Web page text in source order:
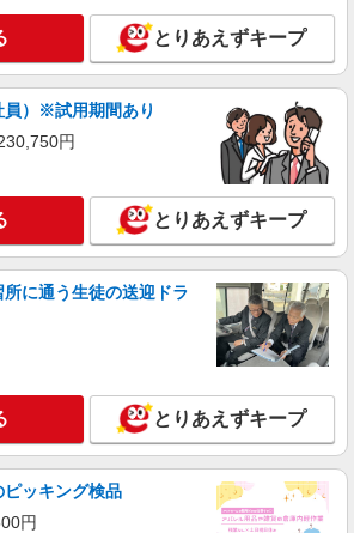
ス・メディカル 東東京医療オフィス（お仕
助手
時給1500円
詳細を見る
ス・メディカル 東東京医療オフィス（お仕
東京都江東区内のクリニック
詳細を見る
とりあえずキープ
員）※試用期間あり
円
とりあえずキープ
に通う生徒の送迎ドラ
とりあえずキープ
ッキング検品
円